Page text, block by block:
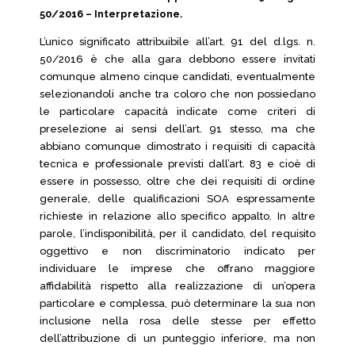
50/2016 – Interpretazione.
L’unico significato attribuibile all’art. 91 del d.lgs. n.
50/2016 è che alla gara debbono essere invitati
comunque almeno cinque candidati, eventualmente
selezionandoli anche tra coloro che non possiedano
le particolare capacità indicate come criteri di
preselezione ai sensi dell’art. 91 stesso, ma che
abbiano comunque dimostrato i requisiti di capacità
tecnica e professionale previsti dall’art. 83 e cioè di
essere in possesso, oltre che dei requisiti di ordine
generale, delle qualificazioni SOA espressamente
richieste in relazione allo specifico appalto. In altre
parole, l’indisponibilità, per il candidato, del requisito
oggettivo e non discriminatorio indicato per
individuare le imprese che offrano maggiore
affidabilità rispetto alla realizzazione di un’opera
particolare e complessa, può determinare la sua non
inclusione nella rosa delle stesse per effetto
dell’attribuzione di un punteggio inferiore, ma non